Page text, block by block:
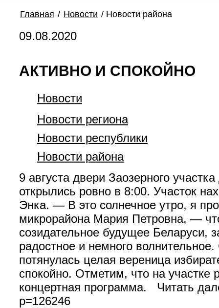
Главная / Новости / Новости района
09.08.2020
АКТИВНО И СПОКОЙНО
Новости
Новости региона
Новости республики
Новости района
9 августа двери Заозерного
открылись ровно в 8:00. Участок
Энка. — В это солнечное утро, я
микрорайона Мария Петровна, —
созидательное будущее Беларуси,
радостное и немного
потянулась целая вереница
спокойно. Отметим, что на участке
концертная программа. Читать
p=126246